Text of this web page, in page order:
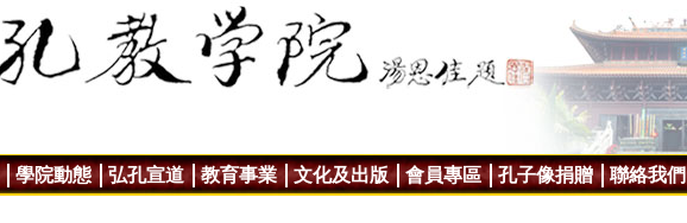
學院動態 弘孔宣道 教育事業 文化及出版 會員專區 孔子像捐贈 聯絡我們